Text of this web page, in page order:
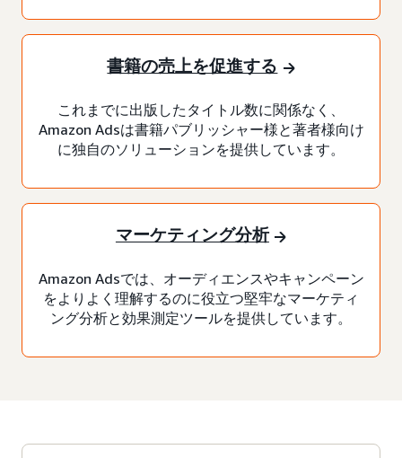
書籍の売上を促進する
これまでに出版したタイトル数に関係なく、
Amazon Adsは書籍パブリッシャー様と著者様向け
に独自のソリューションを提供しています。
マーケティング分析
Amazon Adsでは、オーディエンスやキャンペーン
をよりよく理解するのに役立つ堅牢なマーケティ
ング分析と効果測定ツールを提供しています。